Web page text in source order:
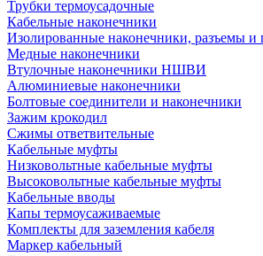
Трубки термоусадочные
Кабельные наконечники
Изолированные наконечники, разъемы и
Медные наконечники
Втулочные наконечники НШВИ
Алюминиевые наконечники
Болтовые соединители и наконечники
Зажим крокодил
Сжимы ответвительные
Кабельные муфты
Низковольтные кабельные муфты
Высоковольтные кабельные муфты
Кабельные вводы
Капы термоусаживаемые
Комплекты для заземления кабеля
Маркер кабельный